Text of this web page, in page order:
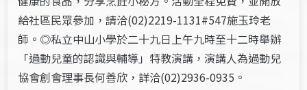
給社區民眾參加，請洽(02)2219-1131#547施玉玲老
師。◎私立中山小學於二十九日上午九時至十二時舉辦
「過動兒童的認識與輔導」特教演講，演講人為過動兒
協會創會理事長何善欣，詳洽(02)2936-0935。